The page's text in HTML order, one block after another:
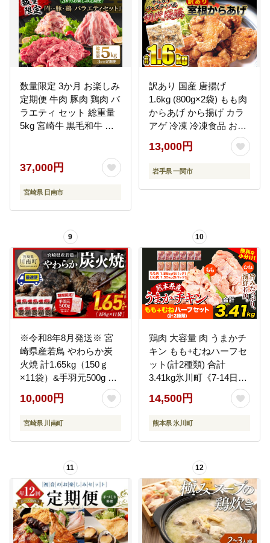
数量限定 3か月 お楽しみ
定期便 牛肉 豚肉 鶏肉 バ
ラエティ セット 総重量
5kg 宮崎牛 黒毛和牛 国
落とし 切身 焼肉 からあ
げ お取り寄せ グルメ 小
分け 真空パック おすそ
37,000円
宮崎県 日南市
訳あり 国産 唐揚げ
1.6kg (800g×2袋) もも肉
からあげ から揚げ カラ
アゲ 冷凍 冷凍食品 お弁
当 弁当 おかず 惣菜 鶏も
も 鶏 簡単 時短 家ごはん
夏休み 昼食 室根からあ
い 一関市 岩手県 〈最高
13,000円
岩手県 一関市
9
※令和8年8月発送※ 宮
崎県産若鳥 やわらか炭
火焼 計1.65kg（150ｇ
×11袋）&手羽元500g 【
鶏 肉 鶏肉 国産 とり 九
州産 鳥 宮崎県産 小分け
炭火焼き 】[C00903r808]
10,000円
宮崎県 川南町
10
鶏肉 大容量 肉 うまかチ
キン もも+むねハーフセ
ット(計2種類) 合計
3.41kg氷川町《7-14日以
内に出荷予定(土日祝除
く)》---
hkw_lcl_58_3410g---
14,500円
熊本県 氷川町
11 12